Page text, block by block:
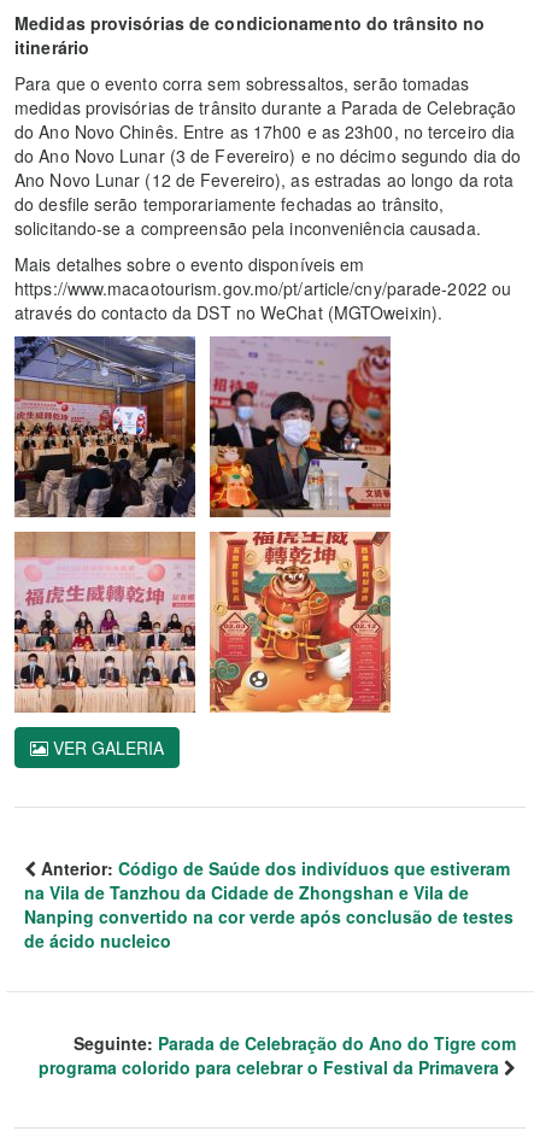
Medidas provisórias de condicionamento do trânsito no
itinerário
Para que o evento corra sem sobressaltos, serão tomadas
medidas provisórias de trânsito durante a Parada de Celebração
do Ano Novo Chinês. Entre as 17h00 e as 23h00, no terceiro dia
do Ano Novo Lunar (3 de Fevereiro) e no décimo segundo dia do
Ano Novo Lunar (12 de Fevereiro), as estradas ao longo da rota
do desfile serão temporariamente fechadas ao trânsito,
solicitando-se a compreensão pela inconveniência causada.
Mais detalhes sobre o evento disponíveis em
https://www.macaotourism.gov.mo/pt/article/cny/parade-2022 ou
através do contacto da DST no WeChat (MGTOweixin).
VER GALERIA
Anterior: Código de Saúde dos indivíduos que estiveram
na Vila de Tanzhou da Cidade de Zhongshan e Vila de
Nanping convertido na cor verde após conclusão de testes
de ácido nucleico
Seguinte: Parada de Celebração do Ano do Tigre com
programa colorido para celebrar o Festival da Primavera